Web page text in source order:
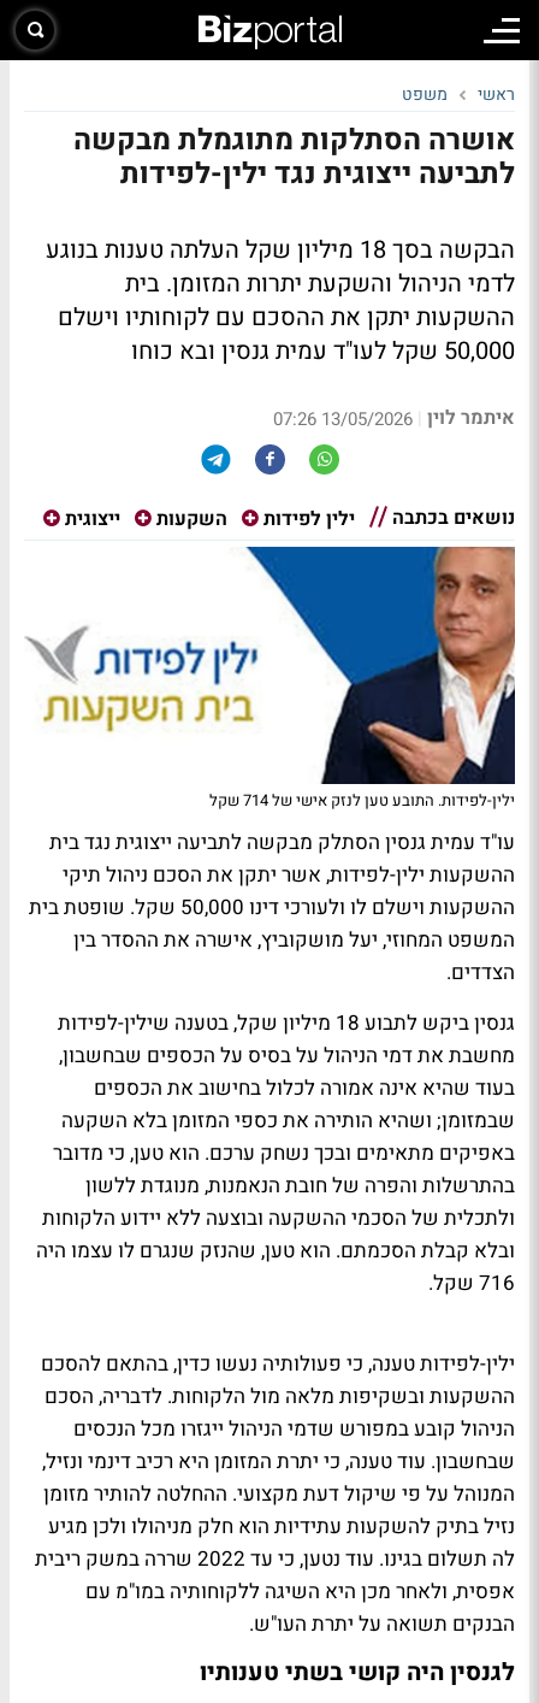
ראשי משפט
אושרה הסתלקות מתוגמלת מבקשה
לתביעה ייצוגית נגד ילין-לפידות
הבקשה בסך 18 מיליון שקל העלתה טענות בנוגע
לדמי הניהול והשקעת יתרות המזומן. בית
ההשקעות יתקן את ההסכם עם לקוחותיו וישלם
50,000 שקל לעו"ד עמית גנסין ובא כוחו
איתמר לוין |
13/05/2026 07:26
נושאים בכתבה ילין לפידות השקעות ייצוגית
ילין-לפידות. התובע טען לנזק אישי של 714 שקל
עו"ד עמית גנסין הסתלק מבקשה לתביעה ייצוגית נגד בית
ההשקעות ילין-לפידות, אשר יתקן את הסכם ניהול תיקי
ההשקעות וישלם לו ולעורכי דינו 50,000 שקל. שופטת בית
המשפט המחוזי, יעל מושקוביץ, אישרה את ההסדר בין
הצדדים.
גנסין ביקש לתבוע 18 מיליון שקל, בטענה שילין-לפידות
מחשבת את דמי הניהול על בסיס על הכספים שבחשבון,
בעוד שהיא אינה אמורה לכלול בחישוב את הכספים
שבמזומן; ושהיא הותירה את כספי המזומן בלא השקעה
באפיקים מתאימים ובכך נשחק ערכם. הוא טען, כי מדובר
בהתרשלות והפרה של חובת הנאמנות, מנוגדת ללשון
ולתכלית של הסכמי ההשקעה ובוצעה ללא יידוע הלקוחות
ובלא קבלת הסכמתם. הוא טען, שהנזק שנגרם לו עצמו היה
716 שקל.
ילין-לפידות טענה, כי פעולותיה נעשו כדין, בהתאם להסכם
ההשקעות ובשקיפות מלאה מול הלקוחות. לדבריה, הסכם
הניהול קובע במפורש שדמי הניהול ייגזרו מכל הנכסים
שבחשבון. עוד טענה, כי יתרת המזומן היא רכיב דינמי ונזיל,
המנוהל על פי שיקול דעת מקצועי. ההחלטה להותיר מזומן
נזיל בתיק להשקעות עתידיות הוא חלק מניהולו ולכן מגיע
לה תשלום בגינו. עוד נטען, כי עד 2022 שררה במשק ריבית
אפסית, ולאחר מכן היא השיגה ללקוחותיה במו"מ עם
הבנקים תשואה על יתרת העו"ש.
לגנסין היה קושי בשתי טענותיו